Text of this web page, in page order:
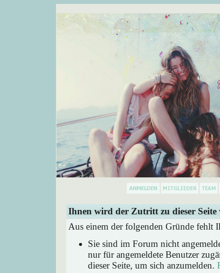
Ihnen wird der Zutritt zu dieser Seite
Aus einem der folgenden Gründe fehlt
Sie sind im Forum nicht
nur für angemeldete Benutzer
dieser Seite, um sich anzumelden.